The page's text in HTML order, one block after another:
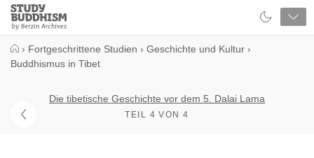
Close
Study
Buddhism
› Fortgeschrittene Studien › Geschichte und Kultur ›
Buddhismus in Tibet
Die tibetische Geschichte vor dem 5. Dalai Lama
TEIL 4 VON 4